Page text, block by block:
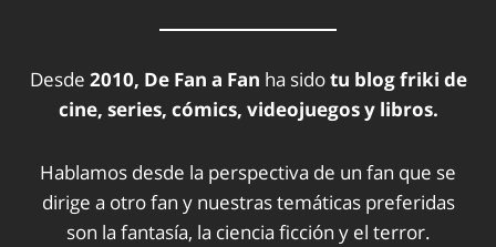
Desde 2010, De Fan a Fan ha sidotu blog friki de
cine, series, cómics, videojuegos y libros.
Hablamos desde la perspectiva de un fan que se
dirige a otro fan y nuestras temáticas preferidas
son la fantasía, la ciencia ficción y el terror.